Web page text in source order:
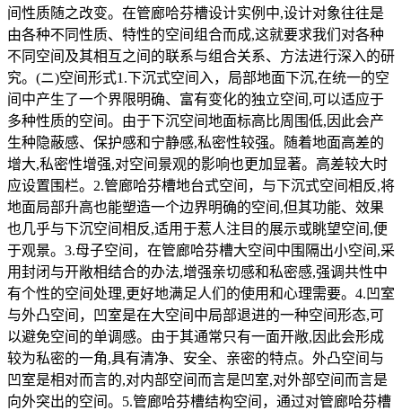
间性质随之改变。在管廊哈芬槽设计实例中,设计对象往往是
由各种不同性质、特性的空间组合而成,这就要求我们对各种
不同空间及其相互之间的联系与组合关系、方法进行深入的研
究。(ニ)空间形式1.下沉式空间入，局部地面下沉,在统一的空
间中产生了一个界限明确、富有变化的独立空间,可以适应于
多种性质的空间。由于下沉空间地面标高比周围低,因此会产
生种隐蔽感、保护感和宁静感,私密性较强。随着地面高差的
增大,私密性增强,对空间景观的影响也更加显著。高差较大时
应设置围栏。2.管廊哈芬槽地台式空间，与下沉式空间相反,将
地面局部升高也能塑造一个边界明确的空间,但其功能、效果
也几乎与下沉空间相反,适用于惹人注目的展示或眺望空间,便
于观景。3.母子空间，在管廊哈芬槽大空间中围隔出小空间,采
用封闭与开敞相结合的办法,增强亲切感和私密感,强调共性中
有个性的空间处理,更好地满足人们的使用和心理需要。4.凹室
与外凸空间，凹室是在大空间中局部退进的一种空间形态,可
以避免空间的单调感。由于其通常只有一面开敞,因此会形成
较为私密的一角,具有清净、安全、亲密的特点。外凸空间与
凹室是相对而言的,对内部空间而言是凹室,对外部空间而言是
向外突出的空间。5.管廊哈芬槽结构空间，通过对管廊哈芬槽